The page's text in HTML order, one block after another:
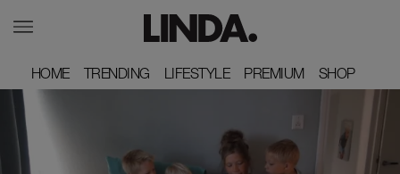
HOME
HOME TRENDING
TRENDING LIFESTYLE
LIFESTYLE PREMIUM
PREMIUM SHOP
SHOP